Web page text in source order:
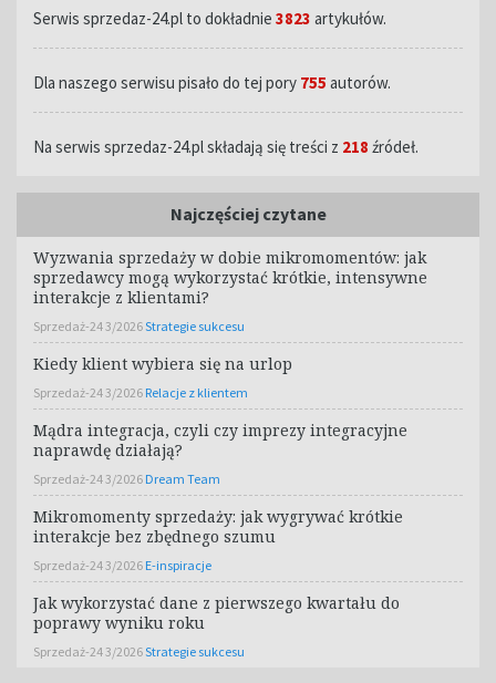
Serwis sprzedaz-24.pl to dokładnie 3823 artykułów.
Dla naszego serwisu pisało do tej pory 755 autorów.
Na serwis sprzedaz-24.pl składają się treści z 218 źródeł.
Najczęściej czytane
Wyzwania sprzedaży w dobie mikromomentów: jak
sprzedawcy mogą wykorzystać krótkie, intensywne
interakcje z klientami?
Sprzedaż-24 3/2026Strategie sukcesu
Kiedy klient wybiera się na urlop
Sprzedaż-24 3/2026 Relacje z klientem
Mądra integracja, czyli czy imprezy integracyjne
naprawdę działają?
Sprzedaż-24 3/2026 Dream Team
Mikromomenty sprzedaży: jak wygrywać krótkie
interakcje bez zbędnego szumu
Sprzedaż-24 3/2026 E-inspiracje
Jak wykorzystać dane z pierwszego kwartału do
poprawy wyniku roku
Sprzedaż-24 3/2026Strategie sukcesu